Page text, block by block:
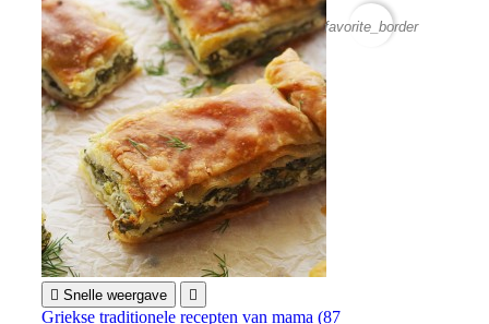
favorite_border
 Snelle weergave 
Griekse traditionele recepten van mama (87